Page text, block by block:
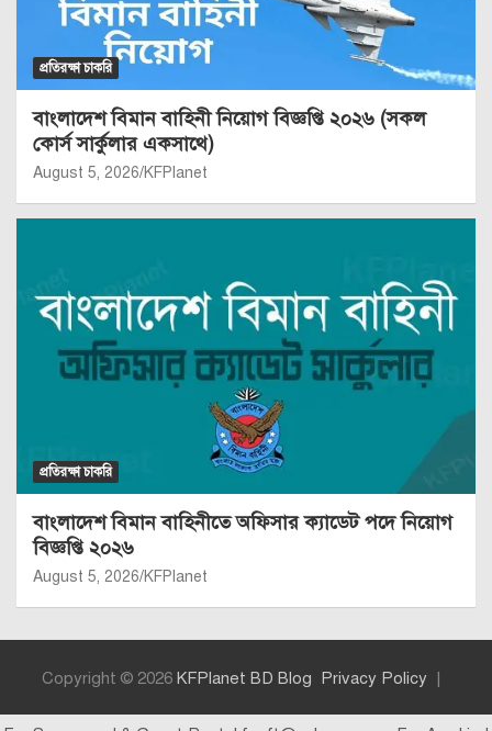
প্রতিরক্ষা চাকরি
বাংলাদেশ বিমান বাহিনী নিয়োগ বিজ্ঞপ্তি ২০২৬ (সকল
কোর্স সার্কুলার একসাথে)
August 5, 2026 KFPlanet
প্রতিরক্ষা চাকরি
বাংলাদেশ বিমান বাহিনীতে অফিসার ক্যাডেট পদে নিয়োগ
বিজ্ঞপ্তি ২০২৬
August 5, 2026 KFPlanet
Copyright © 2026 KFPlanet BD Blog Privacy Policy